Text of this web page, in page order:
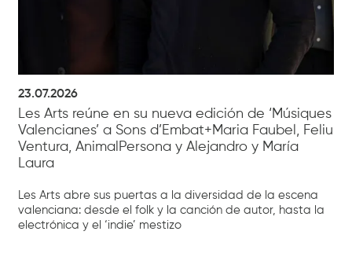
23.07.2026
Les Arts reúne en su nueva edición de ‘Músiques
Valencianes’ a Sons d’Embat+Maria Faubel, Feliu
Ventura, AnimalPersona y Alejandro y María
Laura
Les Arts abre sus puertas a la diversidad de la escena
valenciana: desde el folk y la canción de autor, hasta la
electrónica y el ‘indie’ mestizo